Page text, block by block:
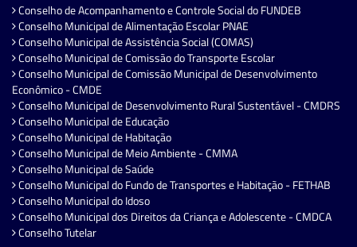
Conselho de Acompanhamento e Controle Social do FUNDEB
Conselho Municipal de Alimentação Escolar PNAE
Conselho Municipal de Assistência Social (COMAS)
Conselho Municipal de Comissão do Transporte Escolar
Conselho Municipal de Comissão Municipal de Desenvolvimento
Econômico - CMDE
Conselho Municipal de Desenvolvimento Rural Sustentável - CMDRS
Conselho Municipal de Educação
Conselho Municipal de Habitação
Conselho Municipal de Meio Ambiente - CMMA
Conselho Municipal de Saúde
Conselho Municipal do Fundo de Transportes e Habitação - FETHAB
Conselho Municipal do Idoso
Conselho Municipal dos Direitos da Criança e Adolescente - CMDCA
Conselho Tutelar